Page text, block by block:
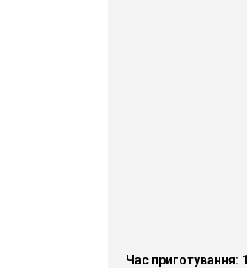
Час приготування: